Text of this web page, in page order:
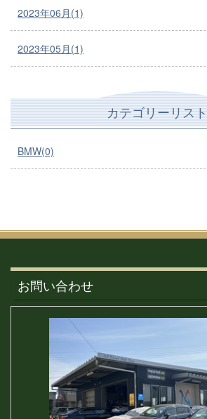
2023年06月(1)
2023年05月(1)
カテゴリーリスト
BMW(0)
お問い合わせ